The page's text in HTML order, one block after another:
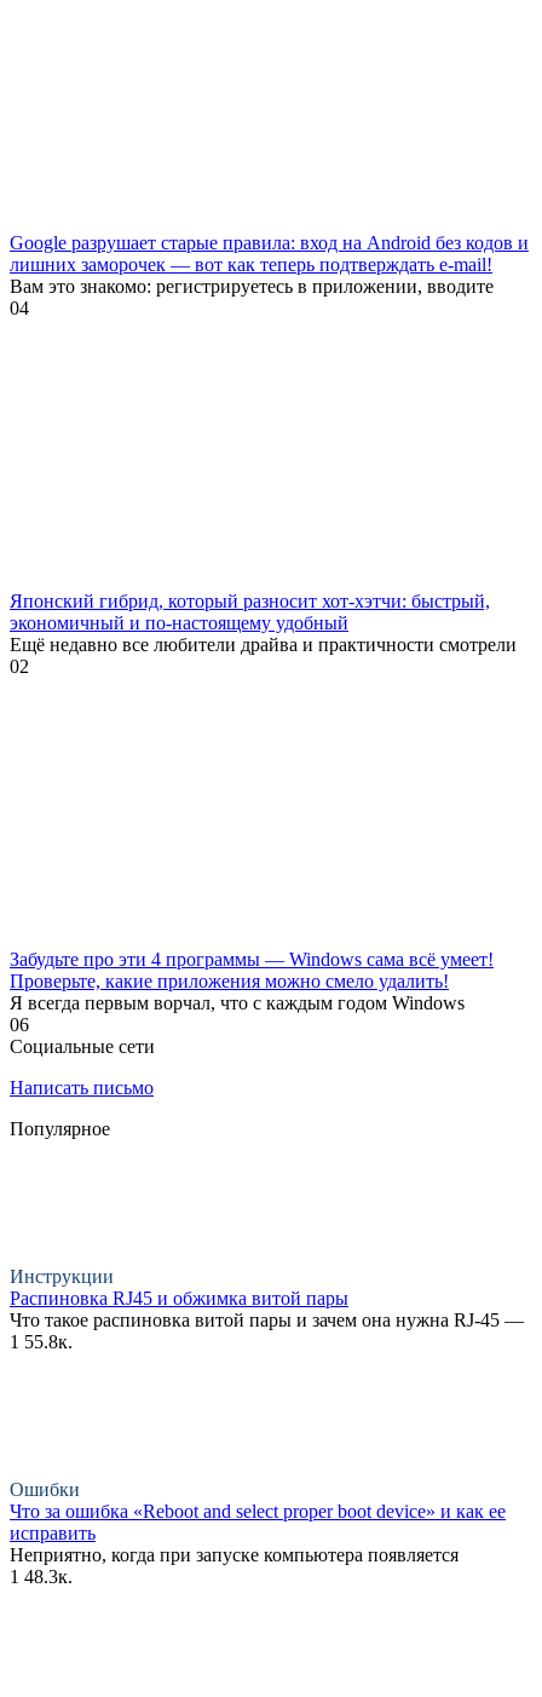
Google разрушает старые правила: вход на Android без кодов и
лишних заморочек — вот как теперь подтверждать e-mail!
Вам это знакомо: регистрируетесь в приложении, вводите
04
Японский гибрид, который разносит хот-хэтчи: быстрый,
экономичный и по-настоящему удобный
Ещё недавно все любители драйва и практичности смотрели
02
Забудьте про эти 4 программы — Windows сама всё умеет!
Проверьте, какие приложения можно смело удалить!
Я всегда первым ворчал, что с каждым годом Windows
06
Социальные сети
Написать письмо
Популярное
Инструкции
Распиновка RJ45 и обжимка витой пары
Что такое распиновка витой пары и зачем она нужна RJ-45 —
1 55.8к.
Ошибки
Что за ошибка «Reboot and select proper boot device» и как ее
исправить
Неприятно, когда при запуске компьютера появляется
1 48.3к.